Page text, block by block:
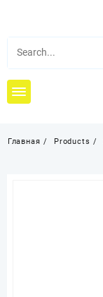
содержимому
Главная Products